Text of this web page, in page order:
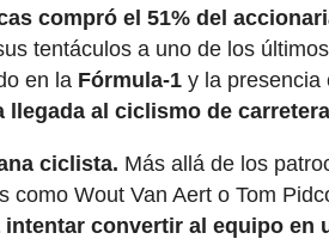
compró el 51% del
tentáculos a uno de los
en la Fórmula-1 y la presencia
al ciclismo de
ciclista. Más allá de los
como Wout Van Aert o Tom
convertir al equipo en